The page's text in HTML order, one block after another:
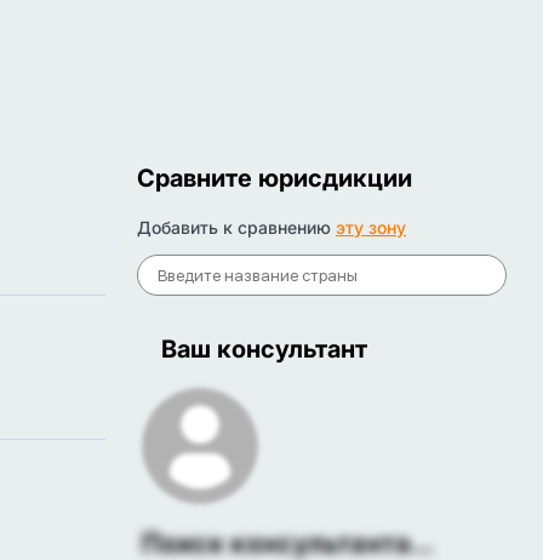
Сравните юрисдикции
Добавить к сравнению эту зону
Ваш консультант
Поиск консультанта...